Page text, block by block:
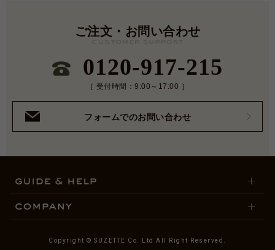
ご注文・お問い合わせ
0120-917-215
［ 受付時間：9:00～17:00 ］
フォームでのお問い合わせ
Copyright © SUZETTE Co. Ltd All Right Reserved.